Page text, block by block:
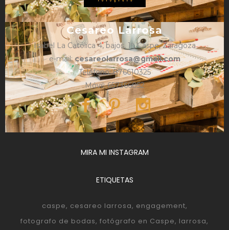
Cesareo Larrosa
Isabel La Católica 4, bajos, 1º, Caspe, Zaragoza
e-mail:cesareolarrosa@gmail.com
Teléfono: 876610325
Móvil: 657366052
MIRA MI INSTAGRAM
ETIQUETAS
caspe cesareo larrosa engagement
fotografo de bodas fotógrafo en Caspe larrosa